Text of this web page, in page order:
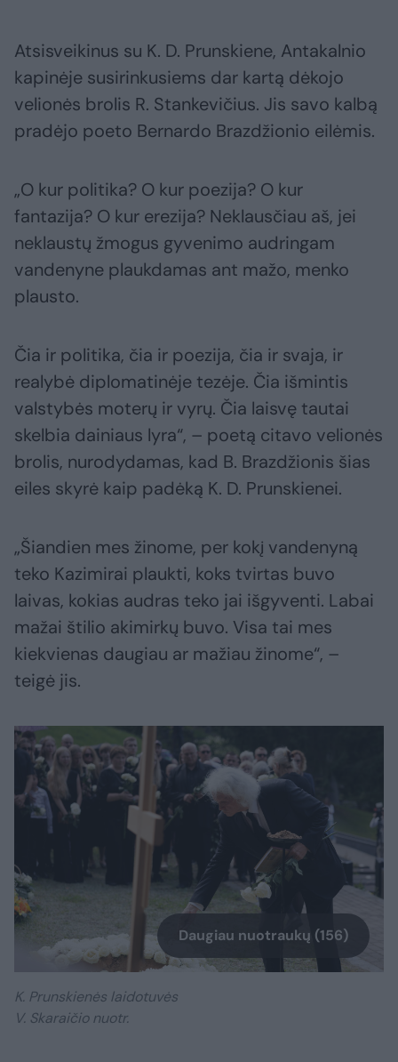
Atsisveikinus su K. D. Prunskiene, Antakalnio
kapinėje susirinkusiems dar kartą dėkojo
velionės brolis R. Stankevičius. Jis savo kalbą
pradėjo poeto Bernardo Brazdžionio eilėmis.
„O kur politika? O kur poezija? O kur
fantazija? O kur erezija? Neklausčiau aš, jei
neklaustų žmogus gyvenimo audringam
vandenyne plaukdamas ant mažo, menko
plausto.
Čia ir politika, čia ir poezija, čia ir svaja, ir
realybė diplomatinėje tezėje. Čia išmintis
valstybės moterų ir vyrų. Čia laisvę tautai
skelbia dainiaus lyra“, – poetą citavo velionės
brolis, nurodydamas, kad B. Brazdžionis šias
eiles skyrė kaip padėką K. D. Prunskienei.
„Šiandien mes žinome, per kokį vandenyną
teko Kazimirai plaukti, koks tvirtas buvo
laivas, kokias audras teko jai išgyventi. Labai
mažai štilio akimirkų buvo. Visa tai mes
kiekvienas daugiau ar mažiau žinome“, –
teigė jis.
Daugiau nuotraukų (156)
K. Prunskienės laidotuvės
V. Skaraičio nuotr.